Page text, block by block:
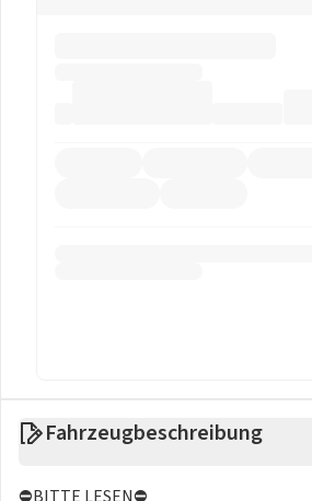
Fahrzeugbeschreibung
⛔️BITTE LESEN⛔️